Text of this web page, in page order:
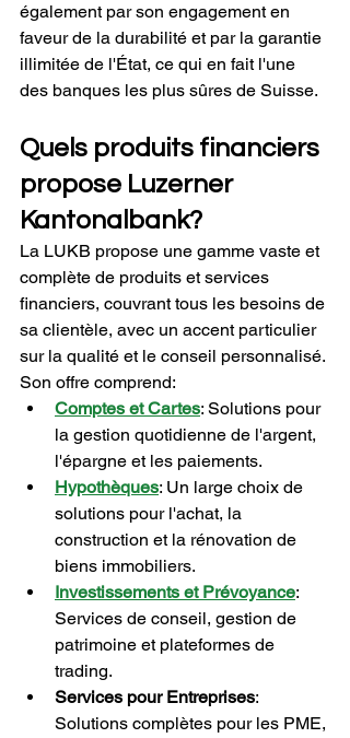
également par son engagement en
faveur de la durabilité et par la garantie
illimitée de l'État, ce qui en fait l'une
des banques les plus sûres de Suisse.
Quels produits financiers
propose Luzerner
Kantonalbank?
La LUKB propose une gamme vaste et
complète de produits et services
financiers, couvrant tous les besoins de
sa clientèle, avec un accent particulier
sur la qualité et le conseil personnalisé.
Son offre comprend:
Comptes et Cartes: Solutions pour
la gestion quotidienne de l'argent,
l'épargne et les paiements.
Hypothèques: Un large choix de
solutions pour l'achat, la
construction et la rénovation de
biens immobiliers.
Investissements et Prévoyance:
Services de conseil, gestion de
patrimoine et plateformes de
trading.
Services pour Entreprises:
Solutions complètes pour les PME,